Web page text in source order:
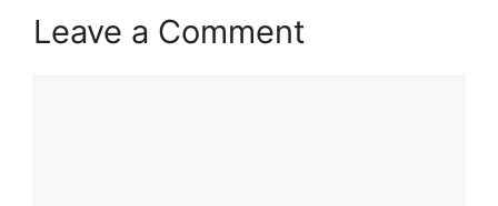
Leave a Comment